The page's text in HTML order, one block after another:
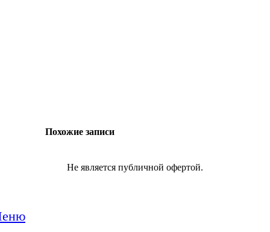
Похожие записи
Не является публичной офертой.